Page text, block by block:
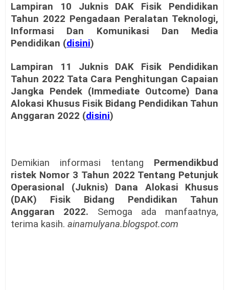
Lampiran 10 Juknis DAK Fisik Pendidikan
Tahun 2022 Pengadaan Peralatan Teknologi,
Informasi Dan Komunikasi Dan Media
Pendidikan (disini)
Lampiran 11 Juknis DAK Fisik Pendidikan
Tahun 2022 Tata Cara Penghitungan Capaian
Jangka Pendek (Immediate Outcome) Dana
Alokasi Khusus Fisik Bidang Pendidikan Tahun
Anggaran 2022 (disini)
Demikian informasi tentang Permendikbud
ristek Nomor 3 Tahun 2022 Tentang Petunjuk
Operasional (Juknis) Dana Alokasi Khusus
(DAK) Fisik Bidang Pendidikan Tahun
Anggaran 2022. Semoga ada manfaatnya,
terima kasih. ainamulyana.blogspot.com